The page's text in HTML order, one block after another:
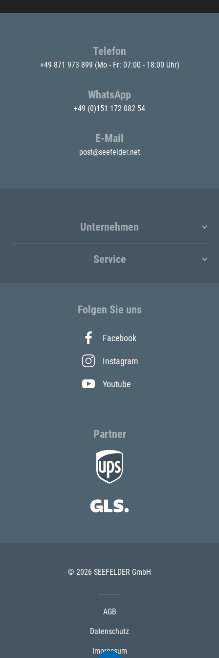
Telefon
+49 871 973 899 (Mo - Fr: 07:00 - 18:00 Uhr)
WhatsApp
+49 (0)151 172 082 54
E-Mail
post@seefelder.net
Unternehmen
Service
Folgen Sie uns
Facebook
Instagram
Youtube
Partner
© 2026 SEEFELDER GmbH
AGB
Datenschutz
Impressum